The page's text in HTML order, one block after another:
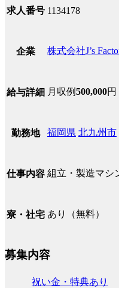
求人番号 1134178
企業 株式会社J’s
給与詳細 月収例500,000円
勤務地 福岡県 北九州市
仕事内容 組立・製造マシ
寮・社宅 あり（無料）
募集内容
祝い金・特典あり